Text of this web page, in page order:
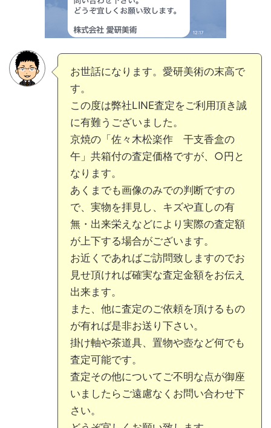
お世話になります。愛研美術の末高で
す。
この度は弊社LINE査定をご利用頂き誠
に有難うございました。
京焼の「佐々木松楽作 干支香盒の
午」共箱付の査定価格ですが、○円と
なります。
あくまでも画像のみでの判断ですの
で、実物を拝見し、キズや直しの有
無・出来栄えなどにより実際の査定額
が上下する場合がございます。
お近くであればご訪問致しますのでお
見せ頂ければ確実な査定金額をお伝え
出来ます。
また、他に査定のご依頼を頂けるもの
が有れば是非お送り下さい。
掛け軸や茶道具、置物や壺など何でも
査定可能です。
査定その他についてご不明な点が御座
いましたらご遠慮なくお問い合わせ下
さい。